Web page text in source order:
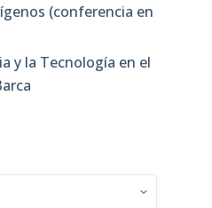
(conferencia en
y la Tecnología en el